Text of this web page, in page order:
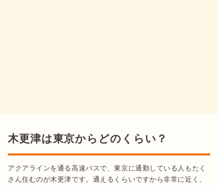
木更津は東京からどのくらい？
アクアラインを通る高速バスで、東京に通勤している人もたく
さん住むのが木更津です。通えるくらいですから非常に近く、